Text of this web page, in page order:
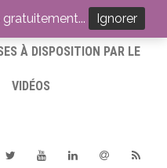
À DISPOSITION PAR LE
VIDÉOS
Ignorer